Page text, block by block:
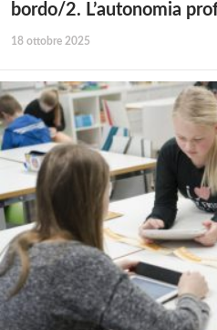
bordo/2. L’autonomia
18 ottobre 2025